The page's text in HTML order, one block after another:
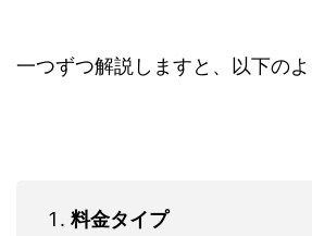
一つずつ解説しますと、以下のよ
料金タイプ